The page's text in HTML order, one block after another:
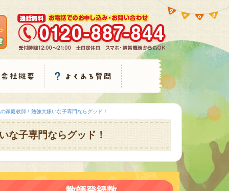
家庭教師！勉強大嫌いな子専門ならグッド！
な子専門ならグッド！